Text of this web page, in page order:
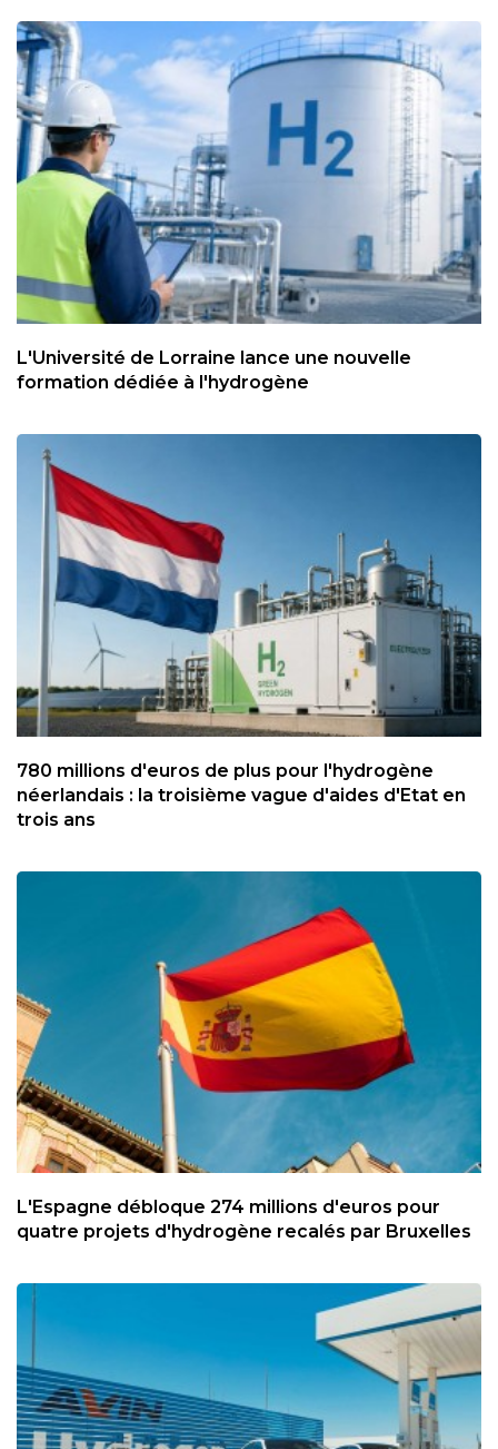
L'Université de Lorraine lance une nouvelle
formation dédiée à l'hydrogène
780 millions d'euros de plus pour l'hydrogène
néerlandais : la troisième vague d'aides d'Etat en
trois ans
L'Espagne débloque 274 millions d'euros pour
quatre projets d'hydrogène recalés par Bruxelles